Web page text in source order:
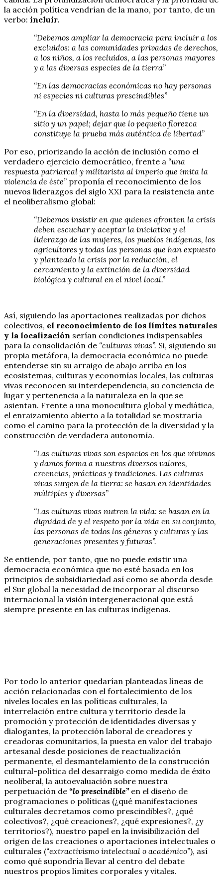
la acción política vendrían de la mano, por tanto, de un
verbo: incluir.
“Debemos ampliar la democracia para incluir a los
excluidos: a las comunidades privadas de derechos,
a los niños, a los recluidos, a las personas mayores
y a las diversas especies de la tierra”
“En las democracias económicas no hay personas
ni especies ni culturas prescindibles”
“En la diversidad, hasta lo más pequeño tiene un
sitio y un papel; dejar que lo pequeño florezca
constituye la prueba más auténtica de libertad”
Por eso, priorizando la acción de inclusión como el
verdadero ejercicio democrático, frente a “una
respuesta patriarcal y militarista al imperio que imita la
violencia de éste” proponía el reconocimiento de los
nuevos liderazgos del siglo XXI para la resistencia ante
el neoliberalismo global:
“Debemos insistir en que quienes afronten la crisis
deben escuchar y aceptar la iniciativa y el
liderazgo de las mujeres, los pueblos indígenas, los
agricultores y todas las personas que han expuesto
y planteado la crisis por la reducción, el
cercamiento y la extinción de la diversidad
biológica y cultural en el nivel local.”
Así, siguiendo las aportaciones realizadas por dichos
colectivos, el reconocimiento de los límites naturales
y la localización serían condiciones indispensables
para la consolidación de “culturas vivas”. Si, siguiendo su
propia metáfora, la democracia económica no puede
entenderse sin su arraigo de abajo arriba en los
ecosistemas, culturas y economías locales, las culturas
vivas reconocen su interdependencia, su conciencia de
lugar y pertenencia a la naturaleza en la que se
asientan. Frente a una monocultura global y mediática,
el enraizamiento abierto a la totalidad se mostraría
como el camino para la protección de la diversidad y la
construcción de verdadera autonomía.
“Las culturas vivas son espacios en los que vivimos
y damos forma a nuestros diversos valores,
creencias, prácticas y tradiciones. Las culturas
vivas surgen de la tierra: se basan en identidades
múltiples y diversas”
“Las culturas vivas nutren la vida: se basan en la
dignidad de y el respeto por la vida en su conjunto,
las personas de todos los géneros y culturas y las
generaciones presentes y futuras”.
Se entiende, por tanto, que no puede existir una
democracia económica que no esté basada en los
principios de subsidiariedad así como se aborda desde
el Sur global la necesidad de incorporar al discurso
internacional la visión intergeneracional que está
siempre presente en las culturas indígenas.
Por todo lo anterior quedarían planteadas líneas de
acción relacionadas con el fortalecimiento de los
niveles locales en las políticas culturales, la
interrelación entre cultura y territorio desde la
promoción y protección de identidades diversas y
dialogantes, la protección laboral de creadores y
creadoras comunitarios, la puesta en valor del trabajo
artesanal desde posiciones de reactualización
permanente, el desmantelamiento de la construcción
cultural-política del desarraigo como medida de éxito
neoliberal, la autoevaluación sobre nuestra
perpetuación de “lo prescindible”en el diseño de
programaciones o políticas (¿qué manifestaciones
culturales decretamos como prescindibles?, ¿qué
colectivos?, ¿qué creaciones?, ¿qué expresiones?, ¿y
territorios?), nuestro papel en la invisibilización del
origen de las creaciones o aportaciones intelectuales o
culturales (“extractivismo intelectual o académico”), así
como qué supondría llevar al centro del debate
nuestros propios límites corporales y vitales.